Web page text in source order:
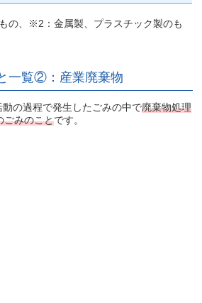
の、※2：金属製、プラスチック製のも
一覧②：産業廃棄物
の過程で発生したごみの中で廃棄物処理
ごみのことです。